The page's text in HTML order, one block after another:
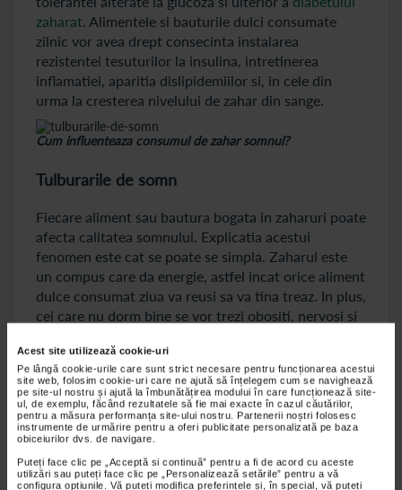
Acest site utilizează cookie-uri
Pe lângă cookie-urile care sunt strict necesare pentru funcționarea acestui
site web, folosim cookie-uri care ne ajută să înțelegem cum se navighează
pe site-ul nostru și ajută la îmbunătățirea modului în care funcționează site-
ul, de exemplu, făcând rezultatele să fie mai exacte în cazul căutărilor,
pentru a măsura performanța site-ului nostru. Partenerii noștri folosesc
instrumente de urmărire pentru a oferi publicitate personalizată pe baza
obiceiurilor dvs. de navigare.
Puteți face clic pe „Acceptă si continuă” pentru a fi de acord cu aceste
utilizări sau puteți face clic pe „Personalizează setările” pentru a vă
configura opțiunile. Vă puteți modifica preferințele și, în special, vă puteți
zaharat. Alimentele si bauturile dulci consumate
zilnic vor avea drept consecinta instalarea
rezistentei tesuturilor la insulina, intretinerea
inflamatiei, aparitia dislipidemiilor si, in cele din
urma la cresterea nivelului de zahar din sange.
Cum influenteaza consumul de zahar somnul?
Tulburarile de somn
Fiecare aliment sau bautura bogata in zaharuri poate
afecta calitatea somnului. Explicatia acestui
fenomen este cat se poate se simpla. Zaharul este
un compus care da energie, astfel incat orice aliment
dulce consumat ziua va reusi sa va tina treaz. In plus,
cei care nu dorm bine se vor trezi obositi, nervosi si
Zaharul in exces poate predispune catre
cancer
Alaturi de obezitate si diabet zaharat, o alta
problema ridicata de catre oamenii de stiinta este
cea a legaturii dintre consumul de alimente si